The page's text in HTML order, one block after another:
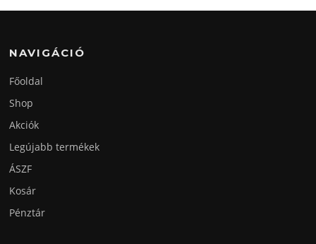
NAVIGÁCIÓ
Főoldal
Shop
Akciók
Legújabb termékek
ÁSZF
Kosár
Pénztár